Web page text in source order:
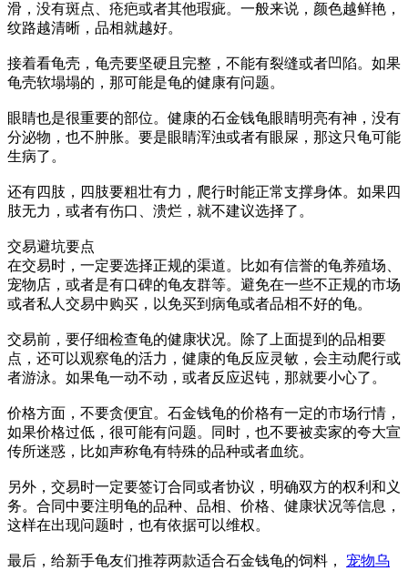
滑，没有斑点、疮疤或者其他瑕疵。一般来说，颜色越鲜艳，
纹路越清晰，品相就越好。
接着看龟壳，龟壳要坚硬且完整，不能有裂缝或者凹陷。如果
龟壳软塌塌的，那可能是龟的健康有问题。
眼睛也是很重要的部位。健康的石金钱龟眼睛明亮有神，没有
分泌物，也不肿胀。要是眼睛浑浊或者有眼屎，那这只龟可能
生病了。
还有四肢，四肢要粗壮有力，爬行时能正常支撑身体。如果四
肢无力，或者有伤口、溃烂，就不建议选择了。
交易避坑要点
在交易时，一定要选择正规的渠道。比如有信誉的龟养殖场、
宠物店，或者是有口碑的龟友群等。避免在一些不正规的市场
或者私人交易中购买，以免买到病龟或者品相不好的龟。
交易前，要仔细检查龟的健康状况。除了上面提到的品相要
点，还可以观察龟的活力，健康的龟反应灵敏，会主动爬行或
者游泳。如果龟一动不动，或者反应迟钝，那就要小心了。
价格方面，不要贪便宜。石金钱龟的价格有一定的市场行情，
如果价格过低，很可能有问题。同时，也不要被卖家的夸大宣
传所迷惑，比如声称龟有特殊的品种或者血统。
另外，交易时一定要签订合同或者协议，明确双方的权利和义
务。合同中要注明龟的品种、品相、价格、健康状况等信息，
这样在出现问题时，也有依据可以维权。
最后，给新手龟友们推荐两款适合石金钱龟的饲料， 宠物乌